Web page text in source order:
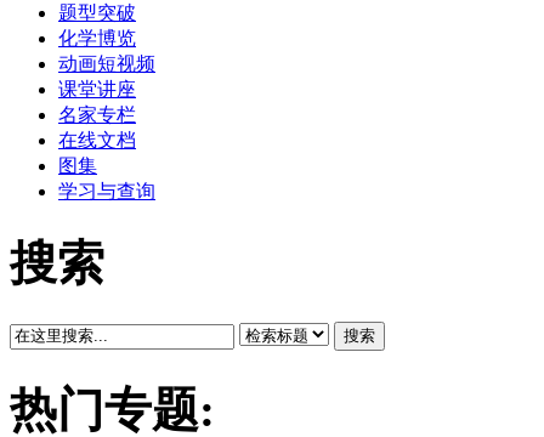
题型突破
化学博览
动画短视频
课堂讲座
名家专栏
在线文档
图集
学习与查询
搜索
搜索
热门专题: